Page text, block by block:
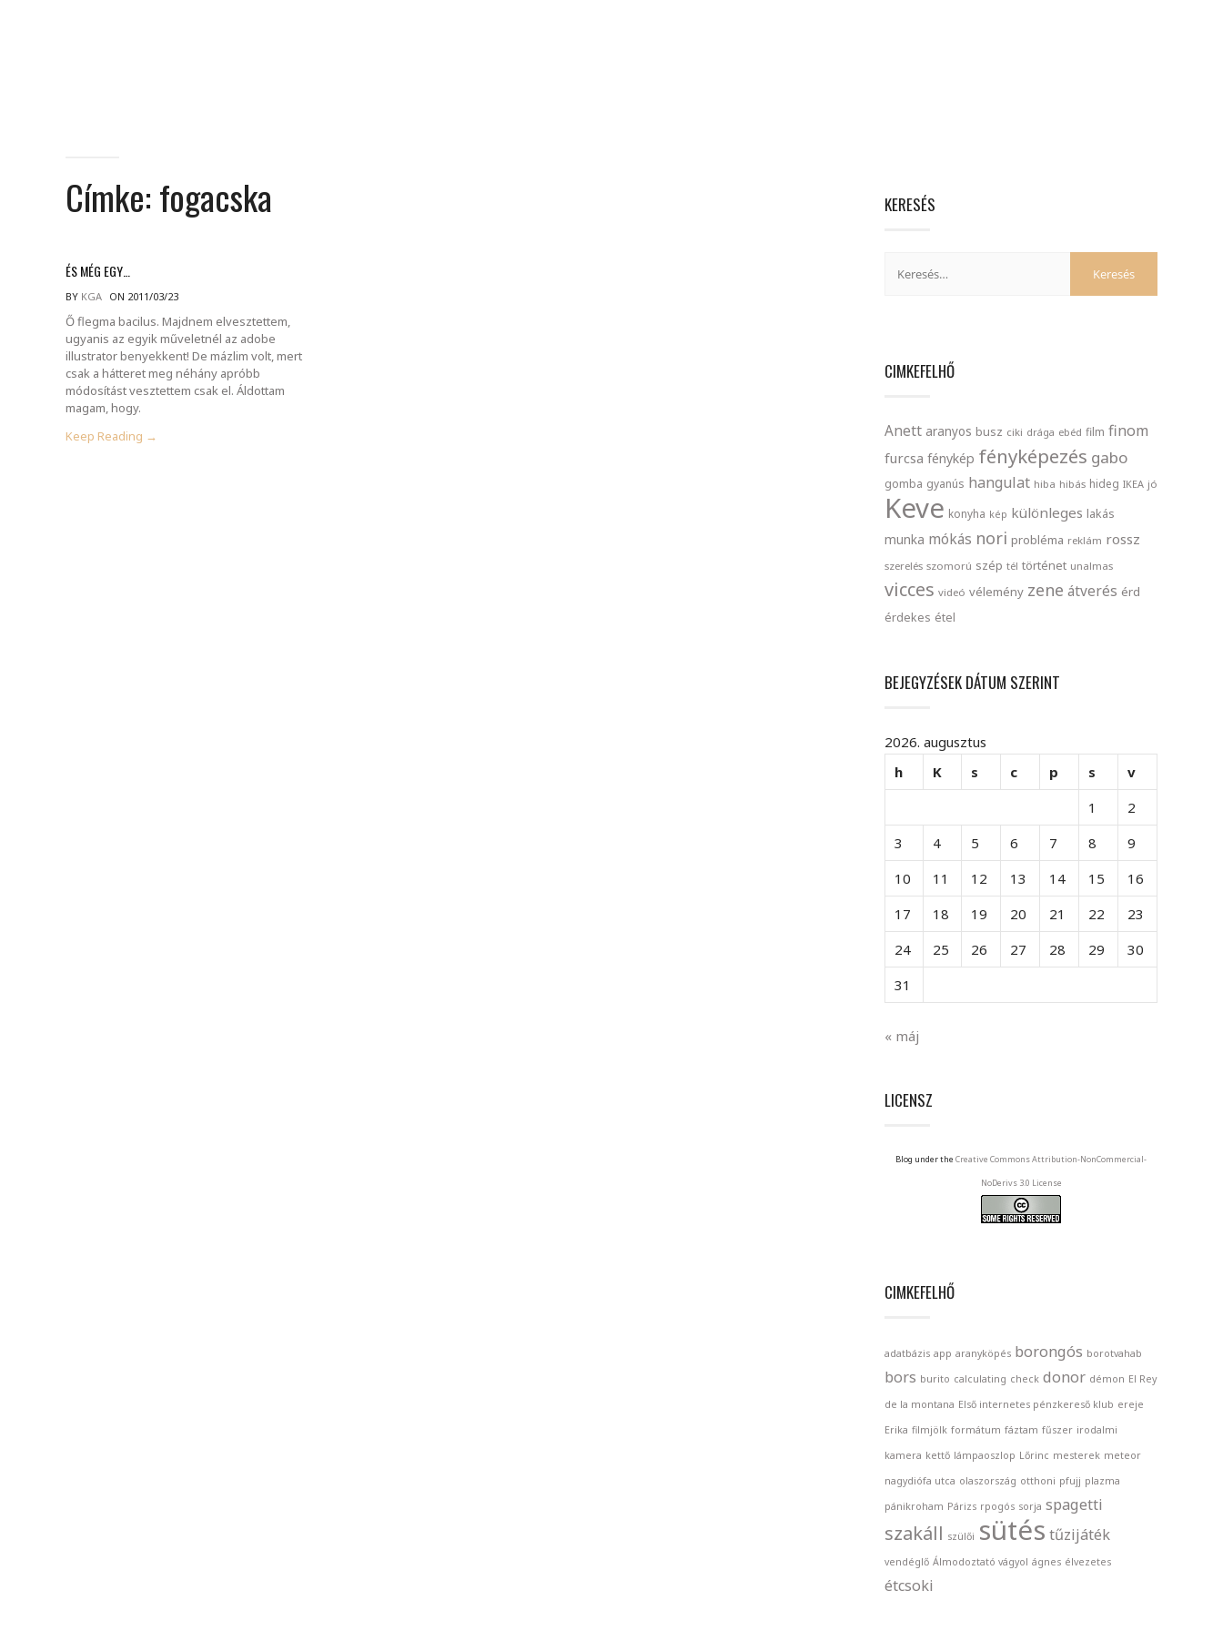
Címke:fogacska
ÉS MÉG EGY…
BY KGA ON 2011/03/23
Ő flegma bacilus. Majdnem elvesztettem,
ugyanis az egyik műveletnél az adobe
illustrator benyekkent! De mázlim volt, mert
csak a hátteret meg néhány apróbb
módosítást vesztettem csak el. Áldottam
magam, hogy.
Keep Reading →
KERESÉS
CIMKEFELHŐ
Anett aranyos busz ciki drága ebéd film finom
furcsa fénykép fényképezés gabo
gomba gyanús hangulat hiba hibás hideg IKEA jó
Keve konyha kép különleges lakás
munka mókás nori probléma reklám rossz
szerelés szomorú szép tél történet unalmas
vicces videó vélemény zene átverés érd
érdekes étel
BEJEGYZÉSEK DÁTUM SZERINT
2026. augusztus
h
K s c p s
v
1
2
3
4 5 6 7 8
9
10
11 12 13 14 15
16
17
18 19 20 21 22
23
24
25 26 27 28 29
30
31
« máj
LICENSZ
Blog under the Creative Commons Attribution-NonCommercial-
NoDerivs 3.0 License
CIMKEFELHŐ
adatbázis app aranyköpés borongós borotvahab
bors burito calculating check donor démon El Rey
de la montana Első internetes pénzkereső klub ereje
Erika filmjölk formátum fáztam fűszer irodalmi
kamera kettő lámpaoszlop Lőrinc mesterek meteor
nagydiófa utca olaszország otthoni pfujj plazma
pánikroham Párizs rpogós sorja spagetti
szakáll szülői sütés tűzijáték
vendéglő Álmodoztató vágyol ágnes élvezetes
étcsoki